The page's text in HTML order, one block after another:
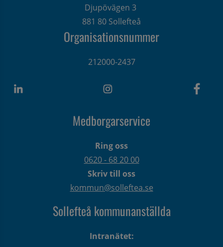
Djupövägen 3
881 80 Sollefteå
Organisationsnummer
212000-2437
Medborgarservice
Ring oss
0620 - 68 20 00
Skriv till oss
kommun@solleftea.se
Sollefteå kommunanställda
Intranätet: